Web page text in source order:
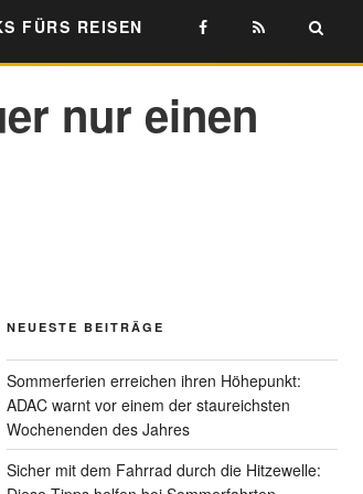
FÜRS REISEN
nur einen
NEUESTE BEITRÄGE
Sommerferien erreichen ihren Höhepunkt:
ADAC warnt vor einem der staureichsten
Wochenenden des Jahres
Sicher mit dem Fahrrad durch die Hitzewelle: